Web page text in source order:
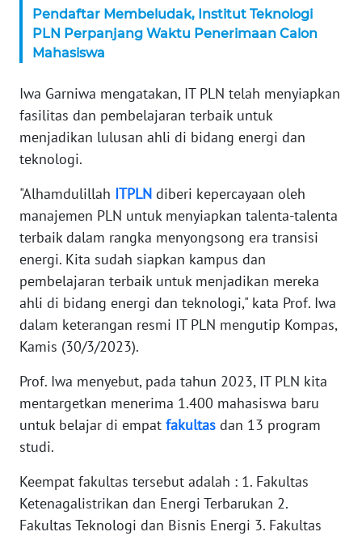
Pendaftar Membeludak, Institut Teknologi
PLN Perpanjang Waktu Penerimaan Calon
Mahasiswa
Iwa Garniwa mengatakan, IT PLN telah menyiapkan
fasilitas dan pembelajaran terbaik untuk
menjadikan lulusan ahli di bidang energi dan
teknologi.
"Alhamdulillah ITPLN diberi kepercayaan oleh
manajemen PLN untuk menyiapkan talenta-talenta
terbaik dalam rangka menyongsong era transisi
energi. Kita sudah siapkan kampus dan
pembelajaran terbaik untuk menjadikan mereka
ahli di bidang energi dan teknologi," kata Prof. Iwa
dalam keterangan resmi IT PLN mengutip Kompas,
Kamis (30/3/2023).
Prof. Iwa menyebut, pada tahun 2023, IT PLN kita
mentargetkan menerima 1.400 mahasiswa baru
untuk belajar di empat fakultas dan 13 program
studi.
Keempat fakultas tersebut adalah : 1. Fakultas
Ketenagalistrikan dan Energi Terbarukan 2.
Fakultas Teknologi dan Bisnis Energi 3. Fakultas
WN
KEPRI
WN
PAPUA
WN
BARAT
WN
RIAU
WN
JAMBI
WN
SULTRA
WN